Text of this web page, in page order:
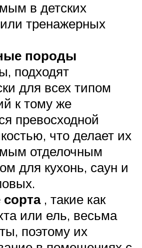
в детских
тренажерных
породы
подходят
для всех типом
к тому же
превосходной
что делает их
отделочным
для кухонь, саун и
, такие как
или ель, весьма
поэтому их